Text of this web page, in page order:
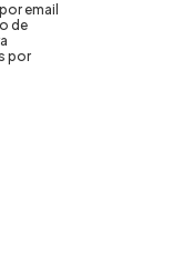
email
de
por